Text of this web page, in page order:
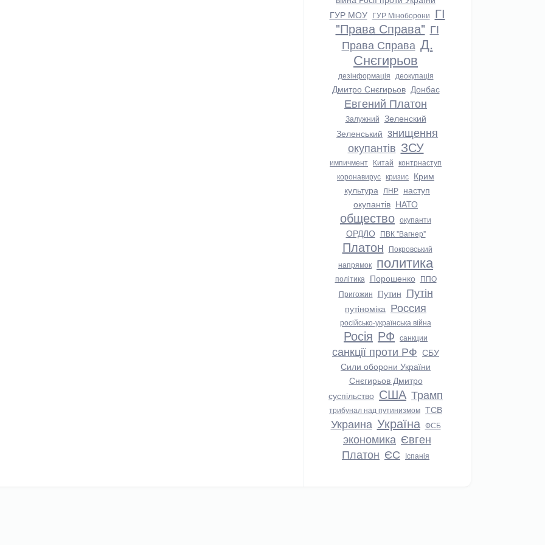
ГУР МОУ ГУР Міноборони ГІ
"Права Справа" ГІ
Права Справа Д.
Снєгирьов
дезінформація деокупація
Дмитро Снєгирьов Донбас
Евгений Платон
Залужний Зеленский
Зеленський знищення
окупантів ЗСУ
импичмент Китай контрнаступ
коронавирус кризис Крим
культура ЛНР наступ
окупантів НАТО
общество окупанти
ОРДЛО ПВК "Вагнер"
Платон Покровський
напрямок политика
політика Порошенко ППО
Пригожин Путин Путін
путіноміка Россия
російсько-українська війна
Росія РФ санкции
санкції проти РФ СБУ
Сили оборони України
Снєгирьов Дмитро
суспільство США Трамп
трибунал над путинизмом ТСВ
Украина Україна ФСБ
экономика Євген
Платон ЄС Іспанія